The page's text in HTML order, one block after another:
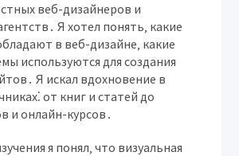
веб-дизайнеров и
Я хотел понять‚ какие
в веб-дизайне‚ какие
используются для создания
Я искал вдохновение в
от книг и статей до
и онлайн-курсов․
я понял‚ что визуальная